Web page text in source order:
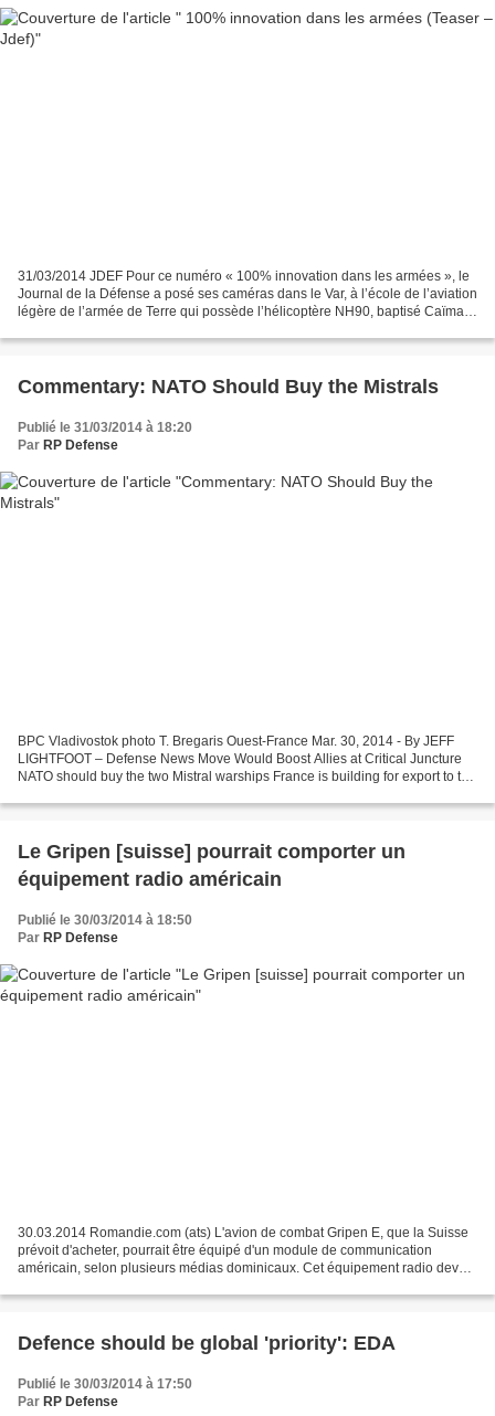
31/03/2014 JDEF Pour ce numéro « 100% innovation dans les armées », le
Journal de la Défense a posé ses caméras dans le Var, à l’école de l’aviation
légère de l’armée de Terre qui possède l’hélicoptère NH90, baptisé Caïman.
Commentary: NATO Should Buy the Mistrals
Publié le 31/03/2014 à 18:20
Par RP Defense
BPC Vladivostok photo T. Bregaris Ouest-France Mar. 30, 2014 - By JEFF
LIGHTFOOT – Defense News Move Would Boost Allies at Critical Juncture
NATO should buy the two Mistral warships France is building for export to the
Le Gripen [suisse] pourrait comporter un
équipement radio américain
Publié le 30/03/2014 à 18:50
Par RP Defense
30.03.2014 Romandie.com (ats) L'avion de combat Gripen E, que la Suisse
prévoit d'acheter, pourrait être équipé d'un module de communication
américain, selon plusieurs médias dominicaux. Cet équipement radio devait
Defence should be global 'priority': EDA
Publié le 30/03/2014 à 17:50
Par RP Defense